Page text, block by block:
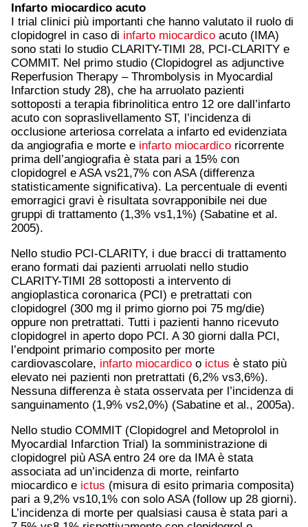
Infarto miocardico acuto
I trial clinici più importanti che hanno valutato il ruolo di
clopidogrel in caso di infarto miocardico acuto (IMA)
sono stati lo studio CLARITY-TIMI 28, PCI-CLARITY e
COMMIT. Nel primo studio (Clopidogrel as adjunctive
Reperfusion Therapy – Thrombolysis in Myocardial
Infarction study 28), che ha arruolato pazienti
sottoposti a terapia fibrinolitica entro 12 ore dall’infarto
acuto con sopraslivellamento ST, l’incidenza di
occlusione arteriosa correlata a infarto ed evidenziata
da angiografia e morte e infarto miocardico ricorrente
prima dell’angiografia è stata pari a 15% con
clopidogrel e ASA vs21,7% con ASA (differenza
statisticamente significativa). La percentuale di eventi
emorragici gravi è risultata sovrapponibile nei due
gruppi di trattamento (1,3% vs1,1%) (Sabatine et al.
2005).
Nello studio PCI-CLARITY, i due bracci di trattamento
erano formati dai pazienti arruolati nello studio
CLARITY-TIMI 28 sottoposti a intervento di
angioplastica coronarica (PCI) e pretrattati con
clopidogrel (300 mg il primo giorno poi 75 mg/die)
oppure non pretrattati. Tutti i pazienti hanno ricevuto
clopidogrel in aperto dopo PCI. A 30 giorni dalla PCI,
l’endpoint primario composito per morte
cardiovascolare, infarto miocardico o ictus è stato più
elevato nei pazienti non pretrattati (6,2% vs3,6%).
Nessuna differenza è stata osservata per l’incidenza di
sanguinamento (1,9% vs2,0%) (Sabatine et al., 2005a).
Nello studio COMMIT (Clopidogrel and Metoprolol in
Myocardial Infarction Trial) la somministrazione di
clopidogrel più ASA entro 24 ore da IMA è stata
associata ad un’incidenza di morte, reinfarto
miocardico e ictus (misura di esito primaria composita)
pari a 9,2% vs10,1% con solo ASA (follow up 28 giorni).
L’incidenza di morte per qualsiasi causa è stata pari a